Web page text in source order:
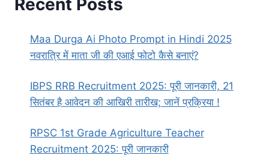
Maa Durga Ai Photo Prompt in Hindi 2025
नवरात्रि में माता जी की एआई फोटो कैसे बनाएं?
IBPS RRB Recruitment 2025: पूरी जानकारी, 21
सितंबर है आवेदन की आखिरी तारीख; जानें प्रक्रिया !
RPSC 1st Grade Agriculture Teacher
Recruitment 2025: पूरी जानकारी